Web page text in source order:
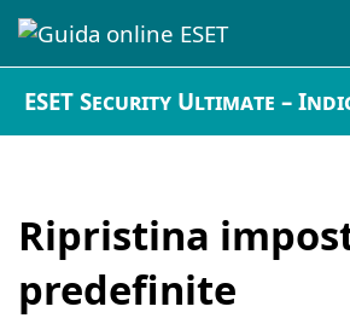
ESET Security Ultimate –
Ripristina
predefinite